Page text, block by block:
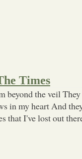
Times
beyond the veil
in my heart And
that I've lost out